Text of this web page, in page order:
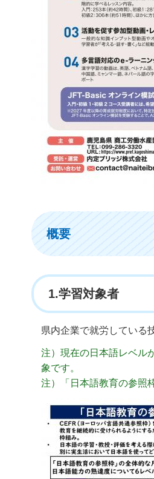
概要
1.学習対象者
県内企業で就労している
注）現在の日本語レベル
象です。
注）「日本語教育の参照